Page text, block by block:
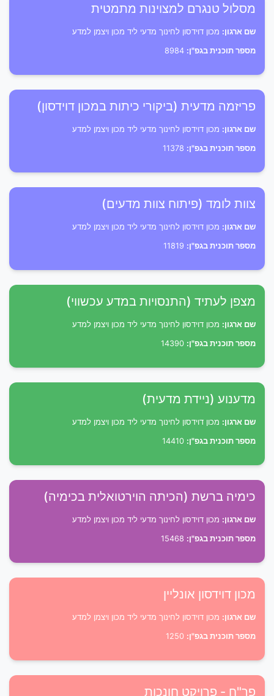
מסלול טנגרם למצוינות מתמטית
שם ארגון: מכון דוידסון לחינוך מדעי ליד מכון ויצמן למדע
מספר תוכנית בגפ"ן:
פריזמה מדעית (ביקורי כיתות במכון דוידסון)
שם ארגון: מכון דוידסון לחינוך מדעי ליד מכון ויצמן למדע
מספר תוכנית בגפ"ן:
צוות לומד (פיתוח צוות מדעים)
שם ארגון: מכון דוידסון לחינוך מדעי ליד מכון ויצמן למדע
מספר תוכנית בגפ"ן:
מצפן לעתיד (התנסויות במדע עכשווי)
שם ארגון: מכון דוידסון לחינוך מדעי ליד מכון ויצמן למדע
מספר תוכנית בגפ"ן:
מדענוע (ניידת מדעית)
שם ארגון: מכון דוידסון לחינוך מדעי ליד מכון ויצמן למדע
מספר תוכנית בגפ"ן:
כימיה ברשת (הכיתה הוירטואלית בכימיה)
שם ארגון: מכון דוידסון לחינוך מדעי ליד מכון ויצמן למדע
מספר תוכנית בגפ"ן:
מכון דוידסון אונליין
שם ארגון: מכון דוידסון לחינוך מדעי ליד מכון ויצמן למדע
מספר תוכנית בגפ"ן:
פר"ח - פרויקט חונכות